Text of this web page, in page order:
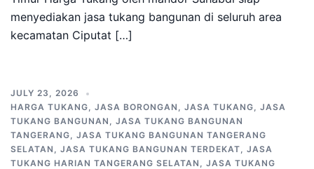
menyediakan jasa tukang bangunan di seluruh area
kecamatan Ciputat […]
JULY 23, 2026
HARGA TUKANG, JASA BORONGAN , JASA TUKANG, JASA
TUKANG BANGUNAN , JASA TUKANG BANGUNAN
TANGERANG, JASA TUKANG BANGUNAN TANGERANG
SELATAN , JASA TUKANG BANGUNAN TERDEKAT, JASA
TUKANG HARIAN TANGERANG SELATAN , JASA TUKANG